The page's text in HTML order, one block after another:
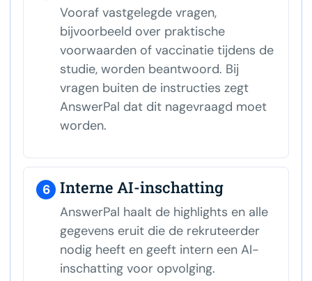
Vooraf vastgelegde vragen,
bijvoorbeeld over praktische
voorwaarden of vaccinatie tijdens de
studie, worden beantwoord. Bij
vragen buiten de instructies zegt
AnswerPal dat dit nagevraagd moet
worden.
6 Interne AI-inschatting
AnswerPal haalt de highlights en alle
gegevens eruit die de rekruteerder
nodig heeft en geeft intern een AI-
inschatting voor opvolging.